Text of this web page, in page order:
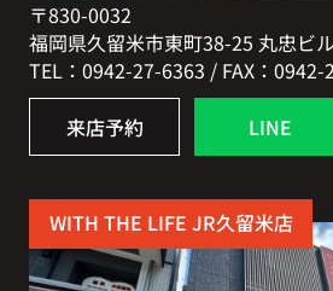
〒830-0032
福岡県久留米市東町38-25 丸忠ビ
TEL：0942-27-6363 / FAX：0942-
来店予約 LINE
WITH THE LIFE JR久留米店